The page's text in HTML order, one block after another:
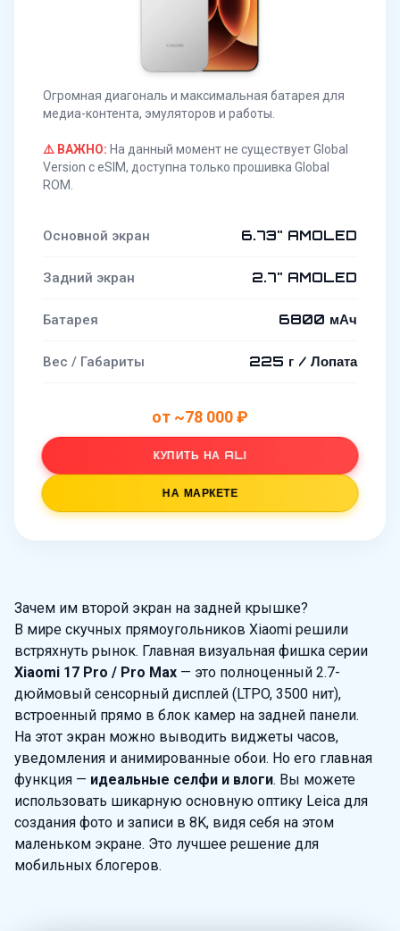
Огромная диагональ и максимальная батарея для
медиа-контента, эмуляторов и работы.
⚠️ ВАЖНО: На данный момент не существует Global
Version с eSIM, доступна только прошивка Global
ROM.
Основной экран 6.73" AMOLED
Задний экран 2.7" AMOLED
Батарея 6800 мАч
Вес / Габариты 225 г / Лопата
от ~78 000 ₽
КУПИТЬ НА ALI
НА МАРКЕТЕ
Зачем им второй экран на задней крышке?
В мире скучных прямоугольников Xiaomi решили
встряхнуть рынок. Главная визуальная фишка серии
Xiaomi 17 Pro / Pro Max — это полноценный 2.7-
дюймовый сенсорный дисплей (LTPO, 3500 нит),
встроенный прямо в блок камер на задней панели.
На этот экран можно выводить виджеты часов,
уведомления и анимированные обои. Но его главная
функция — идеальные селфи и влоги. Вы можете
использовать шикарную основную оптику Leica для
создания фото и записи в 8K, видя себя на этом
маленьком экране. Это лучшее решение для
мобильных блогеров.